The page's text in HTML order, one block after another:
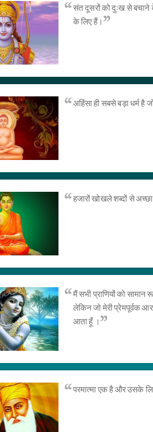
संत दूसरों को दुःख से बचाने
के लिए हैं।
अहिंसा ही सबसे बड़ा धर्म है
हजारों खोखले शब्दों से
मैं सभी प्राणियों को
लेकिन जो मेरी प्रेमपूर्वक
आता हूँ ।
परमात्मा एक है और उसके